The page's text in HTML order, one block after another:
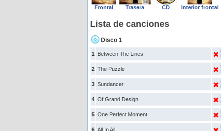
Frontal Trasera CD Interior frontal
Lista de canciones
Disco 1
1 Between The Lines
2 The Puzzle
3 Sundancer
4 Of Grand Design
5 One Perfect Moment
6 All In All